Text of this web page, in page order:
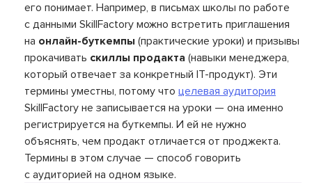
его понимает. Например, в письмах школы по работе
с данными SkillFactory можно встретить приглашения
на онлайн-буткемпы (практические уроки) и призывы
прокачивать скиллы продакта (навыки менеджера,
который отвечает за конкретный IT-продукт). Эти
термины уместны, потому что целевая аудитория
SkillFactory не записывается на уроки — она именно
регистрируется на буткемпы. И ей не нужно
объяснять, чем продакт отличается от проджекта.
Термины в этом случае — способ говорить
с аудиторией на одном языке.